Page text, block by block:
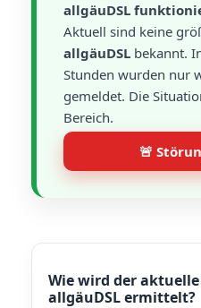
allgäuDSL
Aktuell sind keine
allgäuDSL bekannt.
Stunden wurden nur
gemeldet. Die
Bereich.
🚨
Wie wird der
allgäuDSL ermittelt?